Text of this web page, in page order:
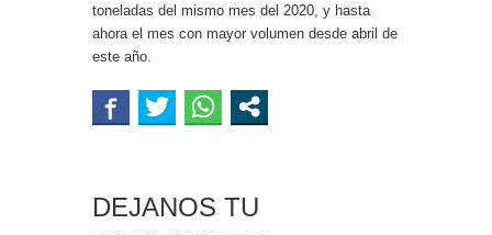
toneladas del mismo mes del 2020, y hasta
ahora el mes con mayor volumen desde abril de
este año.
DEJANOS TU